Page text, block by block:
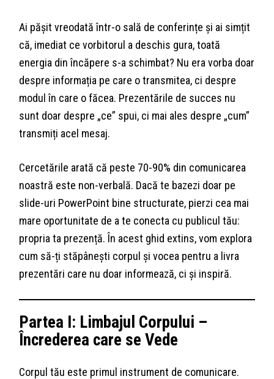
Ai pășit vreodată într-o sală de conferințe și ai simțit
că, imediat ce vorbitorul a deschis gura, toată
energia din încăpere s-a schimbat? Nu era vorba doar
despre informația pe care o transmitea, ci despre
modul în care o făcea. Prezentările de succes nu
sunt doar despre „ce” spui, ci mai ales despre „cum”
transmiți acel mesaj.
Cercetările arată că peste 70-90% din comunicarea
noastră este non-verbală. Dacă te bazezi doar pe
slide-uri PowerPoint bine structurate, pierzi cea mai
mare oportunitate de a te conecta cu publicul tău:
propria ta prezență. În acest ghid extins, vom explora
cum să-ți stăpânești corpul și vocea pentru a livra
prezentări care nu doar informează, ci și inspiră.
Partea I: Limbajul Corpului –
Încrederea care se Vede
Corpul tău este primul instrument de comunicare.